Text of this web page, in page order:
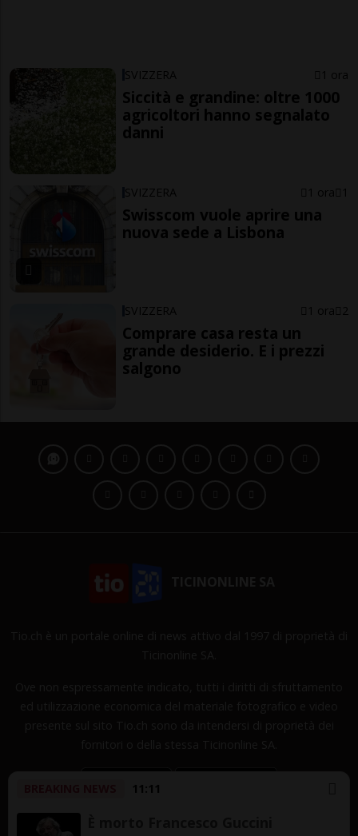
11:11
SVIZZERA 1 ora
Siccità e grandine: oltre 1000
agricoltori hanno segnalato
danni
SVIZZERA 1 ora 1
Swisscom vuole aprire una
nuova sede a Lisbona
SVIZZERA 1 ora 2
Comprare casa resta un
grande desiderio. E i prezzi
salgono